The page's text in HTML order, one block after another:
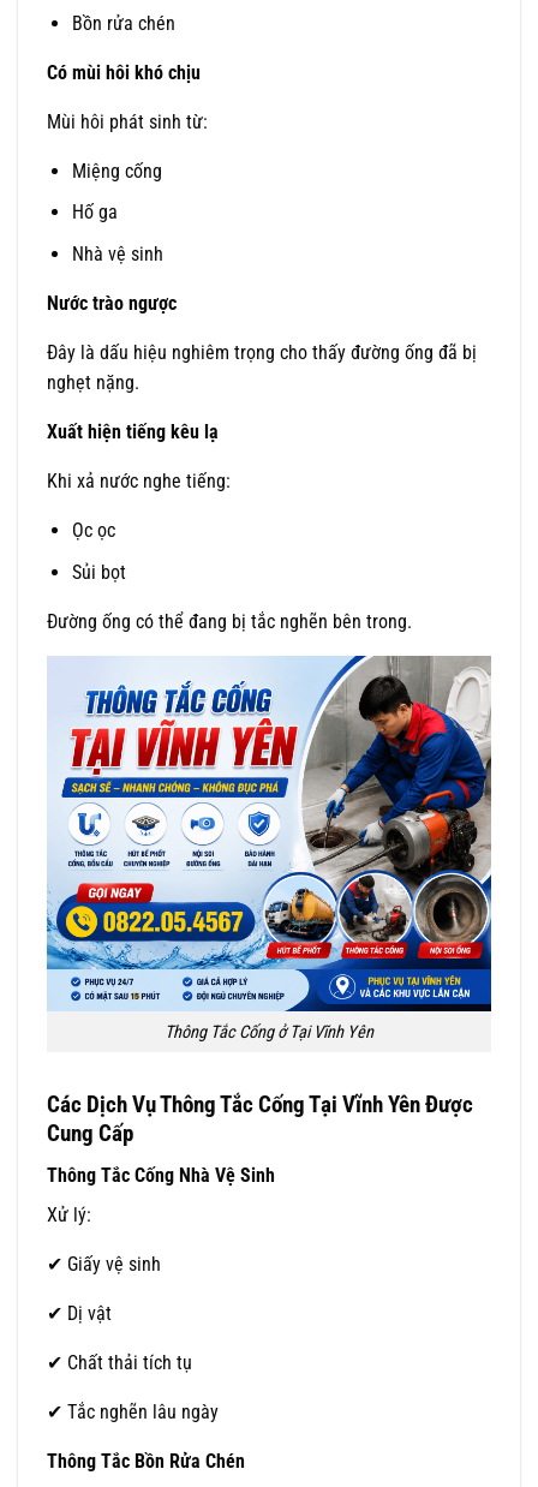
Bồn rửa chén
Có mùi hôi khó chịu
Mùi hôi phát sinh từ:
Miệng cống
Hố ga
Nhà vệ sinh
Nước trào ngược
Đây là dấu hiệu nghiêm trọng cho thấy đường ống đã bị
nghẹt nặng.
Xuất hiện tiếng kêu lạ
Khi xả nước nghe tiếng:
Ọc ọc
Sủi bọt
Đường ống có thể đang bị tắc nghẽn bên trong.
Thông Tắc Cống ở Tại Vĩnh Yên
Các Dịch Vụ Thông Tắc Cống Tại Vĩnh Yên Được
Cung Cấp
Thông Tắc Cống Nhà Vệ Sinh
Xử lý:
✔ Giấy vệ sinh
✔ Dị vật
✔ Chất thải tích tụ
✔ Tắc nghẽn lâu ngày
Thông Tắc Bồn Rửa Chén